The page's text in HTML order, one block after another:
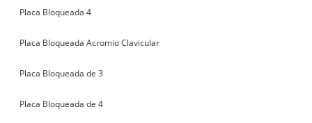
Placa Bloqueada 4
Placa Bloqueada Acromio Clavicular
Placa Bloqueada de 3
Placa Bloqueada de 4